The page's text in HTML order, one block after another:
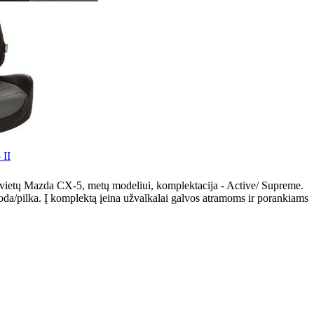
II
Mazda CX-5, metų modeliui, komplektacija - Active/ Supreme.
pilka. Į komplektą įeina užvalkalai galvos atramoms ir porankiams